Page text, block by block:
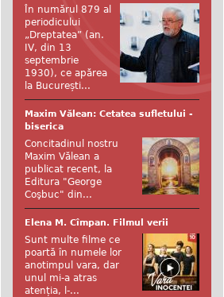
În numărul 879 al
periodicului
„Dreptatea” (an.
IV, din 13
septembrie
1930), ce apărea
la București...
Maxim Vălean: Cetatea sufletului -
biserica
Concitadinul nostru
Maxim Vălean a
publicat recent, la
Editura "George
Coşbuc" din...
Elena M. Cîmpan. Filmul verii
Sunt multe filme ce
poartă în numele lor
anotimpul vara, dar
unul mi-a atras
atenția, l-...